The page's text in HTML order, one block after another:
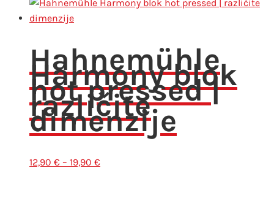
Hahnemühle
Harmony blok
hot pressed |
različite
dimenzije
12,90 € – 19,90 €Raspon